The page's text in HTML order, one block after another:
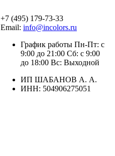
+7 (495) 179-73-33
Email: info@incolors.ru
График работы Пн-Пт: с
9:00 до 21:00 Сб: с 9:00
до 18:00 Вс: Выходной
ИП ШАБАНОВ А. А.
ИНН: 504906275051